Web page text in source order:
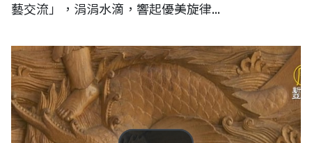
藝交流」，涓涓水滴，響起優美旋律...
堅持傳統木雕近一甲子 黃媽慶獲彰化文化局肯定